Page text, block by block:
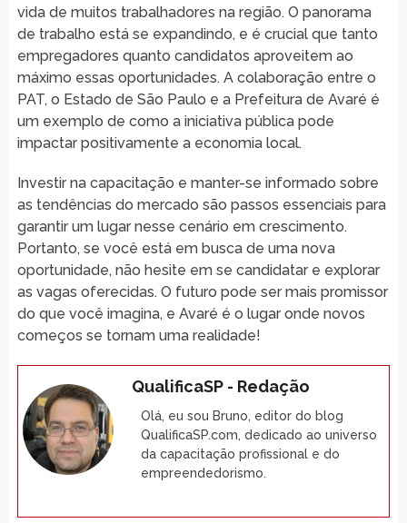
vida de muitos trabalhadores na região. O panorama
de trabalho está se expandindo, e é crucial que tanto
empregadores quanto candidatos aproveitem ao
máximo essas oportunidades. A colaboração entre o
PAT, o Estado de São Paulo e a Prefeitura de Avaré é
um exemplo de como a iniciativa pública pode
impactar positivamente a economia local.
Investir na capacitação e manter-se informado sobre
as tendências do mercado são passos essenciais para
garantir um lugar nesse cenário em crescimento.
Portanto, se você está em busca de uma nova
oportunidade, não hesite em se candidatar e explorar
as vagas oferecidas. O futuro pode ser mais promissor
do que você imagina, e Avaré é o lugar onde novos
começos se tornam uma realidade!
QualificaSP - Redação
Olá, eu sou Bruno, editor do blog
QualificaSP.com, dedicado ao universo
da capacitação profissional e do
empreendedorismo.